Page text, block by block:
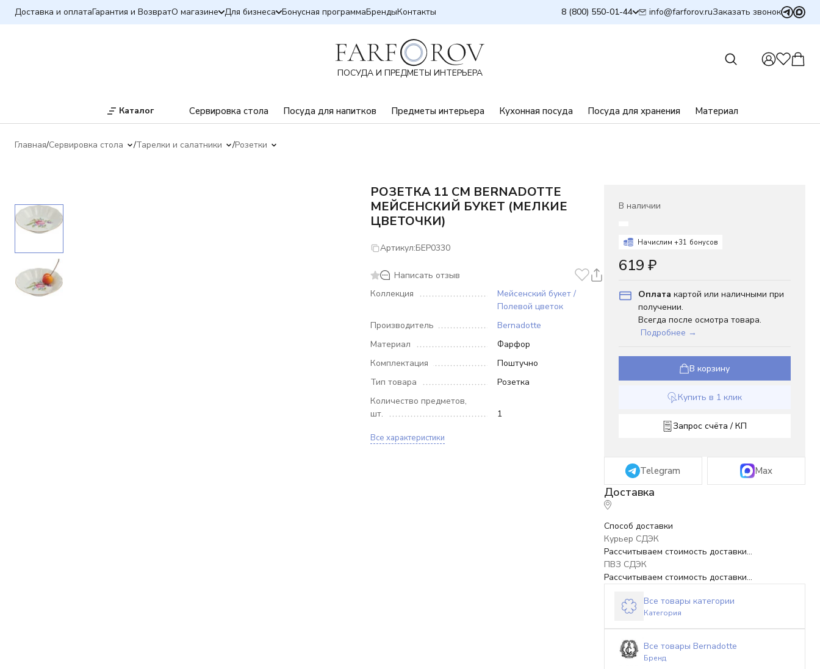
Доставка и оплатаГарантия и ВозвратО магазине Для бизнеса Бонусная программаБрендыКонтакты 8 (800) 550-01-44 info@farforov.ruЗаказать звонок
ПОСУДА И ПРЕДМЕТЫ ИНТЕРЬЕРА
Каталог Сервировка стола Посуда для напитков Предметы интерьера Кухонная посуда Посуда для хранения Материал
Главная Сервировка стола Тарелки и салатники Розетки
РОЗЕТКА 11 СМ BERNADOTTE
МЕЙСЕНСКИЙ БУКЕТ (МЕЛКИЕ
ЦВЕТОЧКИ)
Артикул:БЕР0330
Написать отзыв
Коллекция
Мейсенский букет /
Полевой цветок
Производитель
Bernadotte
Материал
Фарфор
Комплектация
Поштучно
Тип товара
Розетка
Количество предметов,
шт.
1
Все характеристики
В наличии
Начислим +31 бонусов
619 ₽
Оплата картой или наличными при
получении.
Всегда после осмотра товара.
Подробнее →
В корзину
Купить в 1 клик
Запрос счёта / КП
Telegram Max
Способ доставки
Курьер СДЭК
Рассчитываем стоимость доставки...
ПВЗ СДЭК
Рассчитываем стоимость доставки...
Все товары категории
Категория
Все товары Bernadotte
Бренд